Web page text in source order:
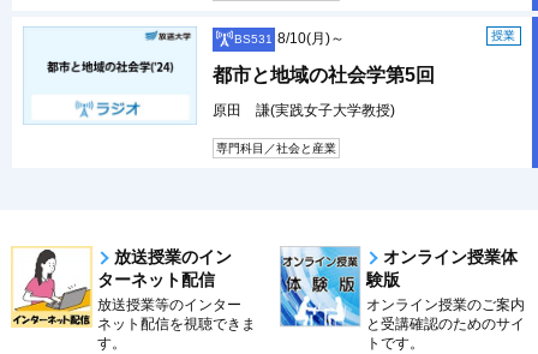
BS531 授業
8/10(月)～
都市と地域の社会学第5回
原田 謙(実践女子大学教授)
専門科目／社会と産業
放送授業のイン
ターネット配信
放送授業等のインター
ネット配信を視聴できま
す。
オンライン授業体
験版
オンライン授業のご案内
と受講確認のためのサイ
トです。